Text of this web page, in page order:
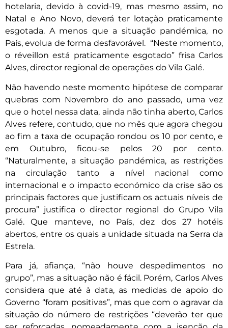
hotelaria, devido à covid-19, mas mesmo assim, no
Natal e Ano Novo, deverá ter lotação praticamente
esgotada. A menos que a situação pandémica, no
País, evolua de forma desfavorável. “Neste momento,
o réveillon está praticamente esgotado” frisa Carlos
Alves, director regional de operações do Vila Galé.
Não havendo neste momento hipótese de comparar
quebras com Novembro do ano passado, uma vez
que o hotel nessa data, ainda não tinha aberto, Carlos
Alves refere, contudo, que no mês que agora chegou
ao fim a taxa de ocupação rondou os 10 por cento, e
em Outubro, ficou-se pelos 20 por cento.
“Naturalmente, a situação pandémica, as restrições
na circulação tanto a nível nacional como
internacional e o impacto económico da crise são os
principais factores que justificam os actuais níveis de
procura” justifica o director regional do Grupo Vila
Galé. Que manteve, no País, dez dos 27 hotéis
abertos, entre os quais a unidade situada na Serra da
Estrela.
Para já, afiança, “não houve despedimentos no
grupo”, mas a situação não é fácil. Porém, Carlos Alves
considera que até à data, as medidas de apoio do
Governo “foram positivas”, mas que com o agravar da
situação do número de restrições “deverão ter que